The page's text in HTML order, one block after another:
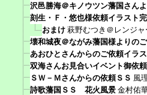
沢邑勝海＠キノウツン藩国さん
刻生・Ｆ・悠也様依頼イラスト
おまけ 萩野むつき＠レンジャ
壊和城夜＠ながみ藩国様よりの
あおひとさんからのご依頼イラ
双海さんお見合いイベント御依
ＳＷ－Ｍさんからの依頼ＳＳ 風
詩歌藩国ＳＳ 花火風景 金村佑